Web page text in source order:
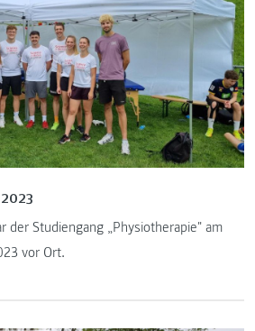
„Physiotherapie" am
vor Ort.